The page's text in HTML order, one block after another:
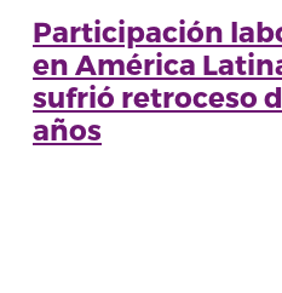
Participación
en América
sufrió retroceso
años